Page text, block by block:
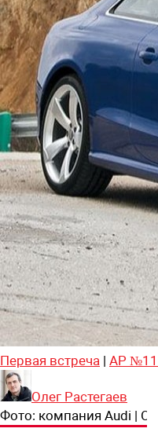
Первая встреча | АР №11
Олег Растегаев
Фото: компания Audi |